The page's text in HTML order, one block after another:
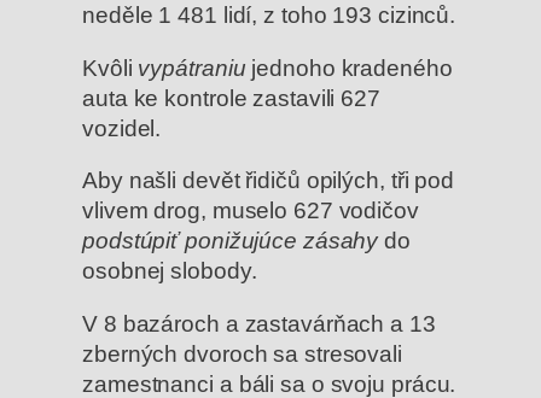
neděle 1 481 lidí, z toho 193 cizinců.
Kvôli vypátraniu jednoho kradeného
auta ke kontrole zastavili 627
vozidel.
Aby našli devět řidičů opilých, tři pod
vlivem drog, muselo 627 vodičov
podstúpiť ponižujúce zásahydo
osobnej slobody.
V 8 bazároch a zastavárňach a 13
zberných dvoroch sa stresovali
zamestnanci a báli sa o svoju prácu.